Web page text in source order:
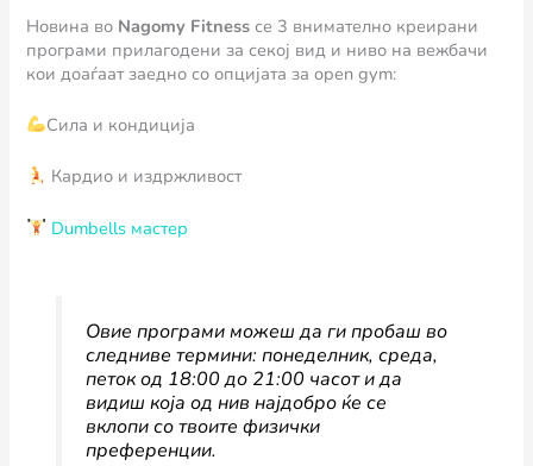
Новина во Nagomy Fitness се 3 внимателно креирани
програми прилагодени за секој вид и ниво на вежбачи
кои доаѓаат заедно со опцијата за open gym:
Сила и кондиција
Кардио и издржливост
Dumbells мастер
Овие програми можеш да ги пробаш во
следниве термини: понеделник, среда,
петок од 18:00 до 21:00 часот и да
видиш која од нив најдобро ќе се
вклопи со твоите физички
преференции.